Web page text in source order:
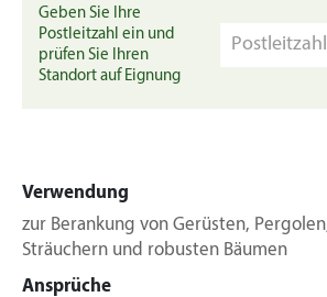
Geben Sie Ihre
Postleitzahl ein und
prüfen Sie Ihren
Standort auf Eignung
Verwendung
zur Berankung von Gerüsten,
Sträuchern und robusten Bäumen
Ansprüche